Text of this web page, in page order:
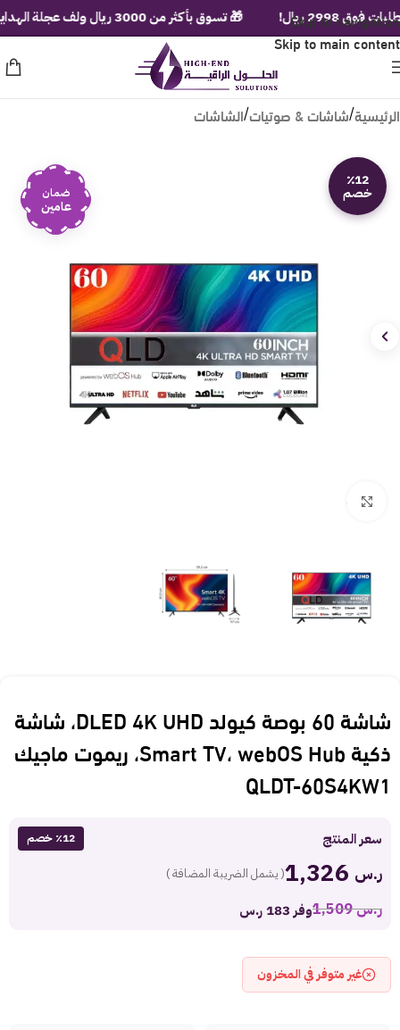
Skip to navigation
Skip to main content
الرئيسية/شاشات & صوتيات/الشاشات
٪12
خصم ضمان
عامين
شاشة 60 بوصة كيولد DLED 4K UHD، شاشة
ذكية Smart TV، webOS Hub، ريموت ماجيك
QLDT-60S4KW1
سعر المنتج ٪12 خصم
ر.س ( يشمل الضريبة المضافة )
ر.س1,509 وفر 183 ر.س
غير متوفر في المخزون
🎁 تسوق بأكثر من 3000 ريال ولف عجلة الهدايا الفورية! ريال!